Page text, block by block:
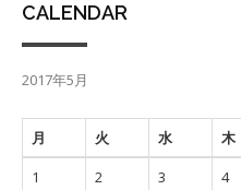
CALENDAR
2017年5月
月 火 水 木
1
2 3 4